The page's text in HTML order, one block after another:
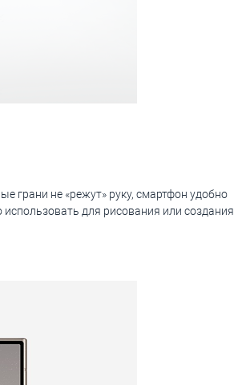
грани не «режут» руку, смартфон удобно
использовать для рисования или создания